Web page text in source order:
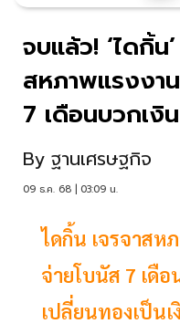
จบแล้ว! ‘ไดกิ้น’
สหภาพแรงงา
7 เดือนบวกเงิ
By ฐานเศรษฐกิจ
09 ธ.ค. 68 | 03:09 น.
ไดกิ้น เจรจาสห
จ่ายโบนัส 7 เดื
เปลี่ยนทองเป็น